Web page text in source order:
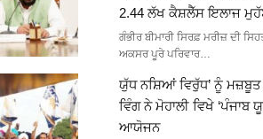
2.44 ਲੱਖ ਕੈਸ਼ਲੈੱਸ ਇਲਾਜ
ਗੰਭੀਰ ਬੀਮਾਰੀ ਸਿਰਫ਼ ਮਰੀਜ਼ ਦੀ
ਅਕਸਰ ਪੂਰੇ ਪਰਿਵਾਰ…
ਯੁੱਧ ਨਸ਼ਿਆਂ ਵਿਰੁੱਧ’ ਨੂੰ
ਵਿੰਗ ਨੇ ਮੋਹਾਲੀ ਵਿਖੇ ‘ਪੰਜਾਬ
ਆਯੋਜਨ